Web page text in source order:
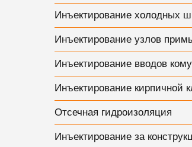
Инъектирование холодных
Инъектирование узлов
Инъектирование вводов
Инъектирование кирпичной
Отсечная гидроизоляция
Инъектирование за